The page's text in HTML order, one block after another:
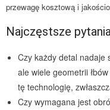
przewagę kosztową i
Najczęstsze
Czy każdy detal nadaje
ale wiele geometrii
tę technologię,
Czy wymagana jest